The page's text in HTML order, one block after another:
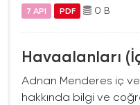
7 API PDF 0 B
Havaalanları
Adnan Menderes iç
hakkında bilgi ve